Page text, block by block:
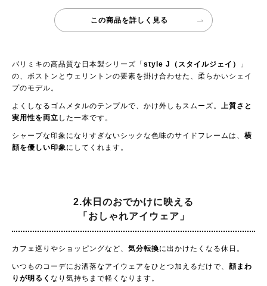
この商品を詳しく見る
パリミキの高品質な日本製シリーズ「 style J（スタイルジェイ）
」
の、ボストンとウェリントンの要素を掛け合わせた、柔らかいシェイ
プのモデル。
よくしなるゴムメタルのテンプルで、かけ外しもスムーズ。 上質さと
実用性を両立 した一本です。
シャープな印象になりすぎないシックな色味のサイドフレームは、 横
顔を優しい印象にしてくれます。
2.休日のおでかけに映える
「おしゃれアイウェア」
カフェ巡りやショッピングなど、 気分転換に出かけたくなる休日。
いつものコーデにお洒落なアイウェアをひとつ加えるだけで、 顔まわ
りが明るく なり気持ちまで軽くなります。